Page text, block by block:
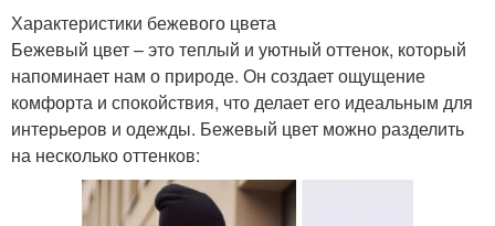
Характеристики бежевого цвета
Бежевый цвет – это теплый и уютный оттенок, который
напоминает нам о природе. Он создает ощущение
комфорта и спокойствия, что делает его идеальным для
интерьеров и одежды. Бежевый цвет можно разделить
на несколько оттенков: